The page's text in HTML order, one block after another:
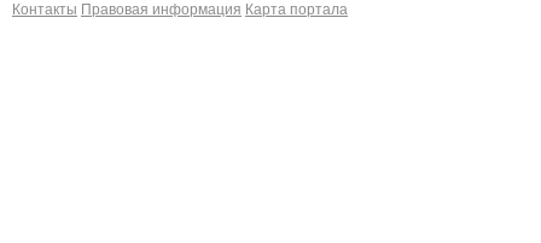
Контакты Правовая информация Карта портала